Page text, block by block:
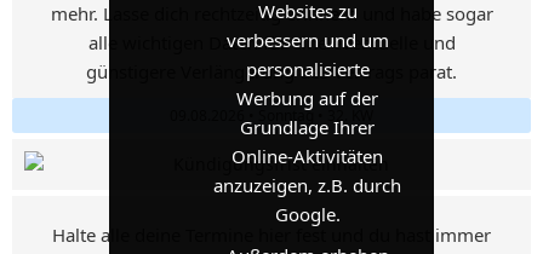
Websites zu
verbessern und um
personalisierte
Werbung auf der
Grundlage Ihrer
Online-Aktivitäten
anzuzeigen, z.B. durch
Google.
mehr. Lasse dich rechtzeitig erinnern und habe sogar
alle wichtigen Daten für eine eventuelle und
günstigere Verlängerung des Vertrags parat.
09.08.2026 • Sonntag • 32. KW
Halte alle deine Termine hier fest und du hast immer